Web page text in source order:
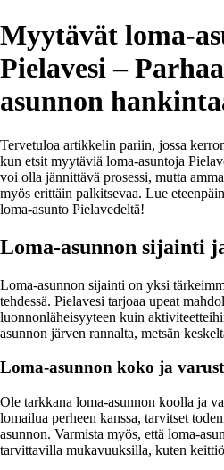
Myytävät loma-
Pielavesi –
asunnon
Tervetuloa artikkelin pariin, jossa
kun etsit myytäviä loma-asuntoja
voi olla jännittävä prosessi, mutta
myös erittäin palkitsevaa. Lue
loma-asunto Pielavedeltä!
Loma-asunnon sijainti
Loma-asunnon sijainti on yksi
tehdessä. Pielavesi tarjoaa upeat
luonnonläheisyyteen kuin
asunnon järven rannalta, metsän
Loma-asunnon koko ja
Ole tarkkana loma-asunnon koolla ja
lomailua perheen kanssa, tarvitset
asunnon. Varmista myös, että loma-
tarvittavilla mukavuuksilla, kuten